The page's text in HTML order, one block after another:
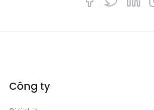
Công ty